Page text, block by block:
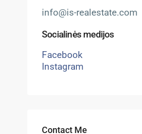
info@is-realestate.com
Socialinės medijos
Facebook
Instagram
Contact Me